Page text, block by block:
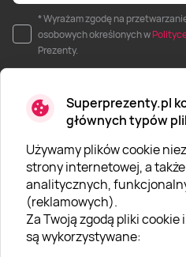
Superprezenty.pl
głównych typów
Używamy plików cookie
strony internetowej, a
analitycznych,
(reklamowych).
Za Twoją zgodą pliki
są wykorzystywane:
* Wyrażam zgodę na
osobowych określonych w
Prezenty.
O SUPERPREZENTY
O nas
Aktualności
Kariera w Super Prezentach